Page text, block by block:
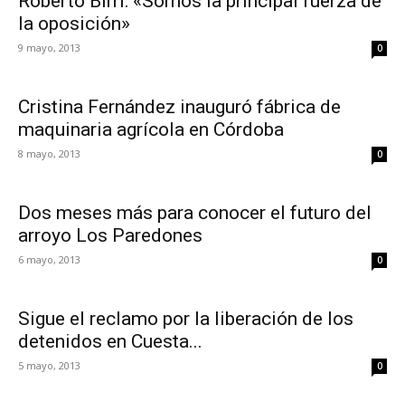
la oposición»
9 mayo, 2013 0
Cristina Fernández inauguró fábrica de
maquinaria agrícola en Córdoba
8 mayo, 2013 0
Dos meses más para conocer el futuro del
arroyo Los Paredones
6 mayo, 2013 0
Sigue el reclamo por la liberación de los
detenidos en Cuesta...
5 mayo, 2013 0